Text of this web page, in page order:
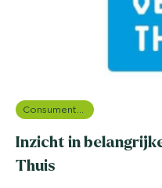
Inzicht in
Thuis